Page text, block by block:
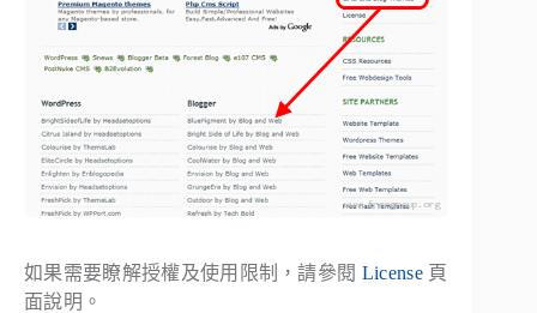
如果需要瞭解授權及使用限制，請參閱 License 頁
面說明。